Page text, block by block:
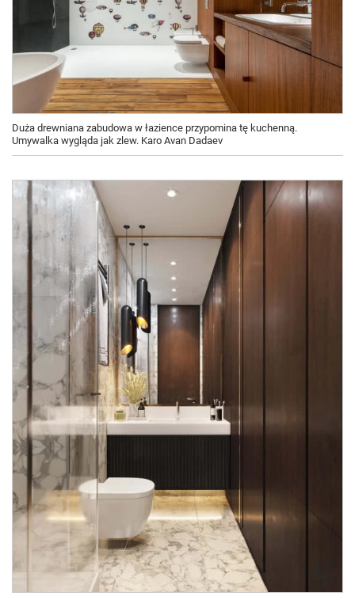
Duża drewniana zabudowa w łazience przypomina tę kuchenną.
Umywalka wygląda jak zlew. Karo Avan Dadaev